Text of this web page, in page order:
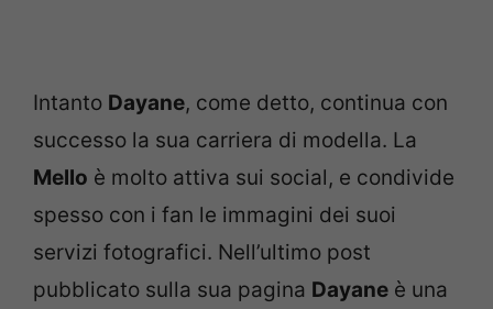
Intanto Dayane, come detto, continua con
successo la sua carriera di modella. La
Mello è molto attiva sui social, e condivide
spesso con i fan le immagini dei suoi
servizi fotografici. Nell’ultimo post
pubblicato sulla sua pagina Dayane è una